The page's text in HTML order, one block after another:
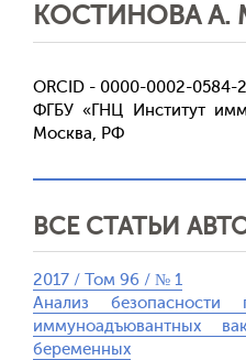
КОСТИНОВА А.
ORCID - 0000-0002-0584-
ФГБУ «ГНЦ Институт
Москва, РФ
ВСЕ СТАТЬИ
2017 / Том 96 / № 1
Анализ
иммуноадъювантных
беременных